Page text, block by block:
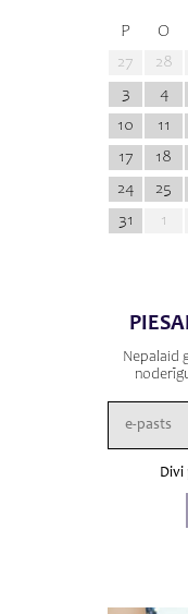
P O
27
28
3
4
10
11
17
18
24
25
31
1
Nepalaid
Divi